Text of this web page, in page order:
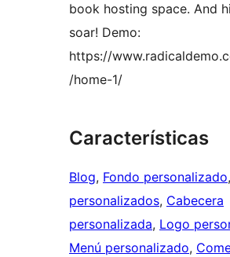
book hosting space. And
soar! Demo:
https://
/home-1/
Características
Blog, Fondo personalizado,
personalizados, Cabecera
personalizada, Logo
Menú personalizado,